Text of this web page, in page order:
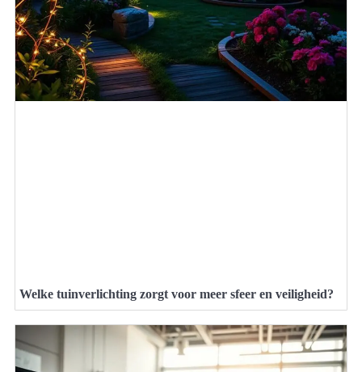
Welke tuinverlichting zorgt voor meer sfeer en veiligheid?